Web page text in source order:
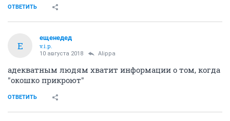
ОТВЕТИТЬ
Е
ещенедед
v.i.p.
10 августа 2018 Alippa
адекватным людям хватит информации о том, когда
"окошко прикроют"
ОТВЕТИТЬ